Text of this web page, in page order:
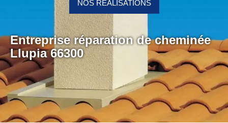
Entreprise réparation de cheminée
Llupia 66300
NOS REALISATIONS